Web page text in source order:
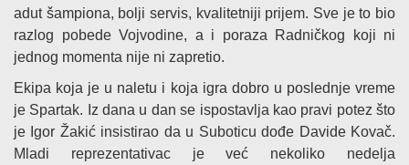
adut šampiona, bolji servis, kvalitetniji prijem. Sve je to bio
razlog pobede Vojvodine, a i poraza Radničkog koji ni
jednog momenta nije ni zapretio.
Ekipa koja je u naletu i koja igra dobro u poslednje vreme
je Spartak. Iz dana u dan se ispostavlja kao pravi potez što
je Igor Žakić insistirao da u Suboticu dođe Davide Kovač.
Mladi reprezentativac je već nekoliko nedelja